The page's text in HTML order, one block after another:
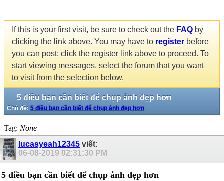
If this is your first visit, be sure to check out the FAQ by
clicking the link above. You may have to register before
you can post: click the register link above to proceed. To
start viewing messages, select the forum that you want
to visit from the selection below.
5 điều bạn cần biết để chụp ảnh đẹp hơn
Chủ đề: 5 điều bạn cần biết để chụp ảnh đẹp hơn
Tag: None
lucasyeah12345 viết:
06-08-2019 02:31:30 PM
5 điều bạn cần biết để chụp ảnh đẹp hơn